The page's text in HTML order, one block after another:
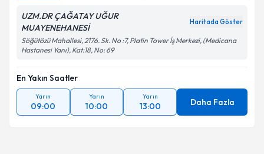
UZM.DR ÇAĞATAY UĞUR
MUAYENEHANESİ
Haritada Göster
Söğütözü Mahallesi, 2176. Sk. No :7, Platin Tower İş Merkezi, (Medicana
Hastanesi Yanı), Kat:18, No: 69
En Yakın Saatler
Yarın
09:00
Yarın
10:00
Yarın
13:00 Daha Fazla